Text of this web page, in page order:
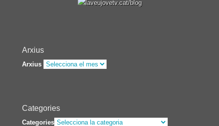
Arxius
Arxius
Categories
Categories